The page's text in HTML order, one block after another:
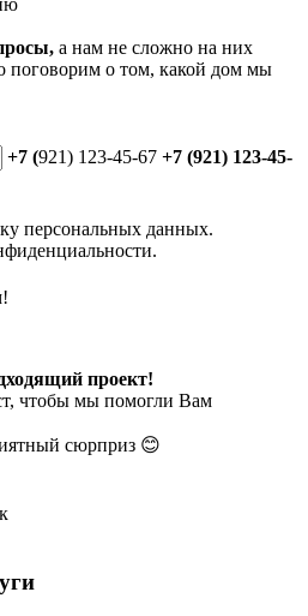
а нам не сложно на них
поговорим о том, какой дом мы
+7 (921) 123-45-67 +7 (921) 123-45-
персональных данных.
проект!
чтобы мы помогли Вам
сюрприз 😊